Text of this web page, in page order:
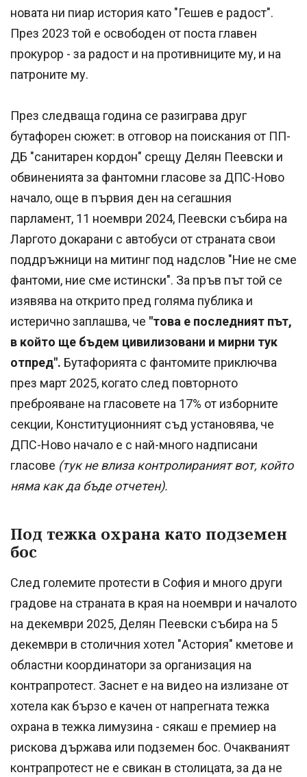
новата ни пиар история като "Гешев е радост".
През 2023 той е освободен от поста главен
прокурор - за радост и на противниците му, и на
патроните му.
През следваща година се разиграва друг
бутафорен сюжет: в отговор на поискания от ПП-
ДБ "санитарен кордон" срещу Делян Пеевски и
обвиненията за фантомни гласове за ДПС-Ново
начало, още в първия ден на сегашния
парламент, 11 ноември 2024, Пеевски събира на
Ларгото докарани с автобуси от страната свои
поддръжници на митинг под надслов "Ние не сме
фантоми, ние сме истински". За пръв път той се
изявява на открито пред голяма публика и
истерично заплашва, че "това е последният път,
в който ще бъдем цивилизовани и мирни тук
отпред". Бутафорията с фантомите приключва
през март 2025, когато след повторното
преброяване на гласовете на 17% от изборните
секции, Конституционният съд установява, че
ДПС-Ново начало е с най-много надписани
гласове (тук не влиза контролираният вот, който
няма как да бъде отчетен).
Под тежка охрана като подземен
бос
След големите протести в София и много други
градове на страната в края на ноември и началото
на декември 2025, Делян Пеевски събира на 5
декември в столичния хотел "Астория" кметове и
областни координатори за организация на
контрапротест. Заснет е на видео на излизане от
хотела как бързо е качен от напрегната тежка
охрана в тежка лимузина - сякаш е премиер на
рискова държава или подземен бос. Очакваният
контрапротест не е свикан в столицата, за да не